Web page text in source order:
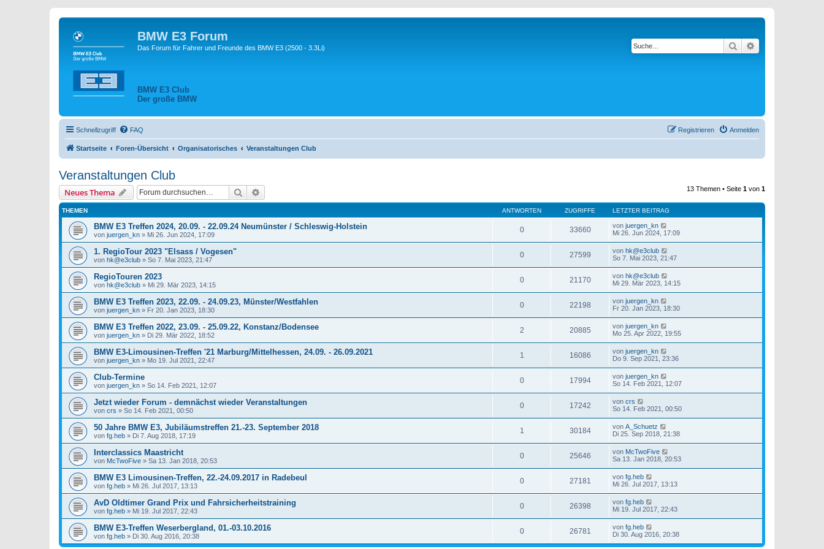
BMW E3 Forum
Das Forum für Fahrer und Freunde des BMW E3 (2500 - 3.3Li)
BMW E3 Club
Der große BMW
Suche
Schnellzugriff FAQ Anmelden
Registrieren
Startseite Foren-Übersicht Organisatorisches Veranstaltungen Club
Veranstaltungen Club
Neues Thema Suche 13 Themen • Seite 1 von 1
THEMEN ANTWORTEN ZUGRIFFE LETZTER BEITRAG
BMW E3 Treffen 2024, 20.09. - 22.09.24 Neumünster / Schleswig-Holstein
von juergen_kn » Mi 26. Jun 2024, 17:09
0 33660 von juergen_kn
Mi 26. Jun 2024, 17:09
1. RegioTour 2023 "Elsass / Vogesen"
von hk@e3club » So 7. Mai 2023, 21:47
0 27599 von hk@e3club
So 7. Mai 2023, 21:47
RegioTouren 2023
von hk@e3club » Mi 29. Mär 2023, 14:15
0 21170 von hk@e3club
Mi 29. Mär 2023, 14:15
BMW E3 Treffen 2023, 22.09. - 24.09.23, Münster/Westfahlen
von juergen_kn » Fr 20. Jan 2023, 18:30
0 22198 von juergen_kn
Fr 20. Jan 2023, 18:30
BMW E3 Treffen 2022, 23.09. - 25.09.22, Konstanz/Bodensee
von juergen_kn » Di 29. Mär 2022, 18:52
2 20885 von juergen_kn
Mo 25. Apr 2022, 19:55
BMW E3-Limousinen-Treffen '21 Marburg/Mittelhessen, 24.09. - 26.09.2021
von juergen_kn » Mo 19. Jul 2021, 22:47
1 16086 von juergen_kn
Do 9. Sep 2021, 23:36
Club-Termine
von juergen_kn » So 14. Feb 2021, 12:07
0 17994 von juergen_kn
So 14. Feb 2021, 12:07
Jetzt wieder Forum - demnächst wieder Veranstaltungen
von crs » So 14. Feb 2021, 00:50
0 17242 von crs
So 14. Feb 2021, 00:50
50 Jahre BMW E3, Jubiläumstreffen 21.-23. September 2018
von fg.heb » Di 7. Aug 2018, 17:19
1 30184 von A_Schuetz
Di 25. Sep 2018, 21:38
Interclassics Maastricht
von McTwoFive » Sa 13. Jan 2018, 20:53
0 25646 von McTwoFive
Sa 13. Jan 2018, 20:53
BMW E3 Limousinen-Treffen, 22.-24.09.2017 in Radebeul
von fg.heb » Mi 26. Jul 2017, 13:13
0 27181 von fg.heb
Mi 26. Jul 2017, 13:13
AvD Oldtimer Grand Prix und Fahrsicherheitstraining
von fg.heb » Mi 19. Jul 2017, 22:43
0 26398 von fg.heb
Mi 19. Jul 2017, 22:43
BMW E3-Treffen Weserbergland, 01.-03.10.2016
von fg.heb » Di 30. Aug 2016, 20:38
0 26781 von fg.heb
Di 30. Aug 2016, 20:38